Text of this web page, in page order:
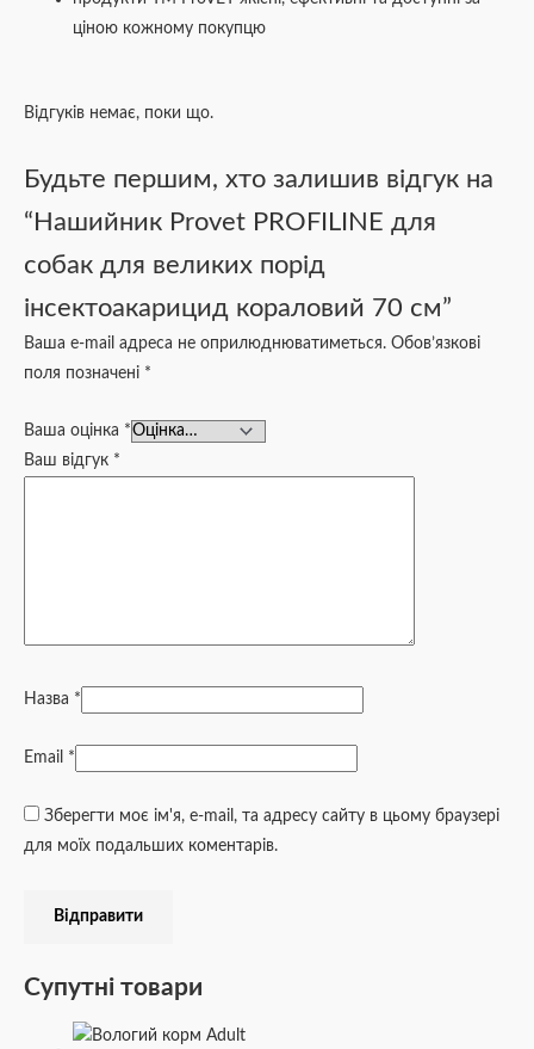
ціною кожному покупцю
Відгуків немає, поки що.
Будьте першим, хто залишив відгук на
“Нашийник Provet PROFILINE для
собак для великих порід
інсектоакарицид кораловий 70 см”
Ваша e-mail адреса не оприлюднюватиметься. Обов’язкові
поля позначені *
Ваша оцінка *
Ваш відгук *
Назва *
Email *
Зберегти моє ім'я, e-mail, та адресу сайту в цьому браузері
для моїх подальших коментарів.
Супутні товари